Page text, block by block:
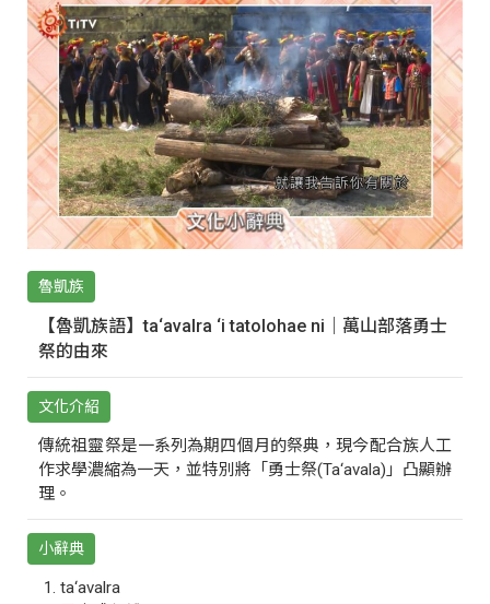
魯凱族
【魯凱族語】ta‘avalra ‘i tatolohae ni｜萬山部落勇士
祭的由來
文化介紹
傳統祖靈祭是一系列為期四個月的祭典，現今配合族人工
作求學濃縮為一天，並特別將「勇士祭(Ta‘avala)」凸顯辦
理。
小辭典
ta‘avalra